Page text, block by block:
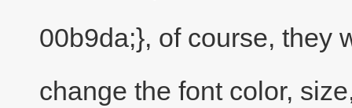
00b9da;}, of course, they
change the font color,